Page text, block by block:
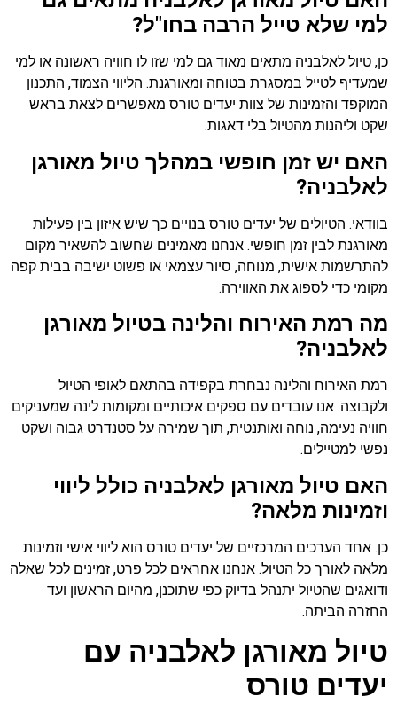
למי שלא טייל הרבה בחו"ל?
כן, טיול לאלבניה מתאים מאוד גם למי שזו לו חוויה ראשונה או למי
שמעדיף לטייל במסגרת בטוחה ומאורגנת. הליווי הצמוד, התכנון
המוקפד והזמינות של צוות יעדים טורס מאפשרים לצאת בראש
שקט וליהנות מהטיול בלי דאגות.
האם יש זמן חופשי במהלך טיול מאורגן
לאלבניה?
בוודאי. הטיולים של יעדים טורס בנויים כך שיש איזון בין פעילות
מאורגנת לבין זמן חופשי. אנחנו מאמינים שחשוב להשאיר מקום
להתרשמות אישית, מנוחה, סיור עצמאי או פשוט ישיבה בבית קפה
מקומי כדי לספוג את האווירה.
מה רמת האירוח והלינה בטיול מאורגן
לאלבניה?
רמת האירוח והלינה נבחרת בקפידה בהתאם לאופי הטיול
ולקבוצה. אנו עובדים עם ספקים איכותיים ומקומות לינה שמעניקים
חוויה נעימה, נוחה ואותנטית, תוך שמירה על סטנדרט גבוה ושקט
נפשי למטיילים.
האם טיול מאורגן לאלבניה כולל ליווי
וזמינות מלאה?
כן. אחד הערכים המרכזיים של יעדים טורס הוא ליווי אישי וזמינות
מלאה לאורך כל הטיול. אנחנו אחראים לכל פרט, זמינים לכל שאלה
ודואגים שהטיול יתנהל בדיוק כפי שתוכנן, מהיום הראשון ועד
החזרה הביתה.
טיול מאורגן לאלבניה עם
יעדים טורס